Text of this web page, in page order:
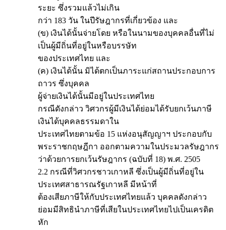
ระยะ ซึ่งรวมแล้วไม่เกิน
กว่า 183 วัน ในปีรัษฎากรที่เกี่ยวข้อง และ
(ข) เงินได้นั้นจ่ายโดย หรือในนามของบุคคลอื่นที่ไม่
เป็นผู้มีถิ่นที่อยู่ในหรือบรรษัท
ของประเทศไทย และ
(ค) เงินได้นั้น มิได้ตกเป็นภาระแก่สถานประกอบการ
ถาวร ซึ่งบุคคล
ผู้จ่ายเงินได้นั้นมีอยู่ในประเทศไทย
กรณีดังกล่าว วิศวกรผู้มีเงินได้ย่อมได้รับยกเว้นภาษี
เงินได้บุคคลธรรมดาใน
ประเทศไทยตามข้อ 15 แห่งอนุสัญญาฯ ประกอบกับ
พระราชกฤษฎีกา ออกตามความในประมวลรัษฎากร
ว่าด้วยการยกเว้นรัษฎากร (ฉบับที่ 18) พ.ศ. 2505
2.2 กรณีที่วิศวกรชาวเกาหลี ซึ่งเป็นผู้มีถิ่นที่อยู่ใน
ประเทศสาธารณรัฐเกาหลี มีหน้าที่
ต้องเสียภาษีให้กับประเทศไทยแล้ว บุคคลดังกล่าว
ย่อมมีสิทธินำภาษีที่เสียในประเทศไทยไปเป็นเครดิต
หัก